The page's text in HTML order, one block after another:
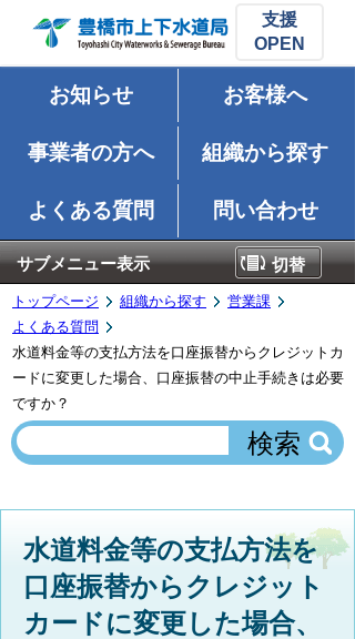
支援
お知らせ お客様へ
事業者の方へ 組織から探す
よくある質問 問い合わせ
サブメニュー表示 切替
トップページ 組織から探す
営業課
よくある質問
水道料金等の支払方法を口座振替からクレジットカ
ードに変更した場合、口座振替の中止手続きは必要
ですか？
水道料金等の支払方法を
口座振替からクレジット
カードに変更した場合、